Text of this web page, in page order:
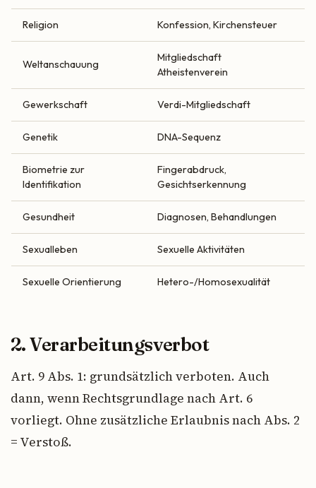
Religion Konfession, Kirchensteuer
Weltanschauung
Mitgliedschaft
Atheistenverein
Gewerkschaft Verdi-Mitgliedschaft
Genetik DNA-Sequenz
Biometrie zur
Identifikation
Fingerabdruck,
Gesichtserkennung
Gesundheit Diagnosen, Behandlungen
Sexualleben Sexuelle Aktivitäten
Sexuelle Orientierung Hetero-/Homosexualität
2. Verarbeitungsverbot
Art. 9 Abs. 1: grundsätzlich verboten. Auch
dann, wenn Rechtsgrundlage nach Art. 6
vorliegt. Ohne zusätzliche Erlaubnis nach Abs. 2
= Verstoß.